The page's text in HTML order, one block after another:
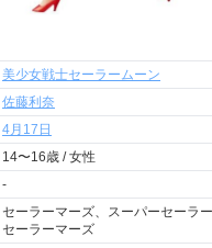
美少女戦士セーラームーン
佐藤利奈
4月17日
14〜16歳 / 女性
-
セーラーマーズ、スーパーセーラ
セーラーマーズ